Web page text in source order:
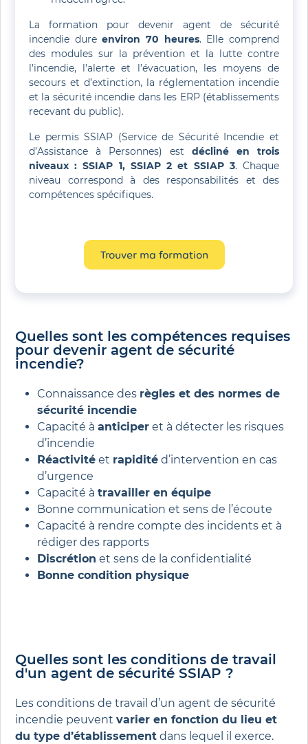
La formation pour devenir agent de sécurité
incendie dureenviron 70 heures. Elle comprend
des modules sur la prévention et la lutte contre
l’incendie, l’alerte et l’évacuation, les moyens de
secours et d’extinction, la réglementation incendie
et la sécurité incendie dans les ERP (établissements
recevant du public).
Le permis SSIAP (Service de Sécurité Incendie et
d’Assistance à Personnes) est décliné en trois
niveaux : SSIAP 1, SSIAP 2 et SSIAP 3. Chaque
niveau correspond à des responsabilités et des
compétences spécifiques.
Trouver ma formation
Quelles sont les compétences requises
pour devenir agent de sécurité
incendie?
Connaissance des règles et des normes de
sécurité incendie
Capacité à anticiper et à détecter les risques
d’incendie
Réactivité et rapidité d’intervention en cas
d’urgence
Capacité à travailler en équipe
Bonne communication et sens de l’écoute
Capacité à rendre compte des incidents et à
rédiger des rapports
Discrétion et sens de la confidentialité
Bonne condition physique
Quelles sont les conditions de travail
d'un agent de sécurité SSIAP ?
Les conditions de travail d’un agent de sécurité
incendie peuvent varier en fonction du lieu et
du type d’établissement dans lequel il exerce.